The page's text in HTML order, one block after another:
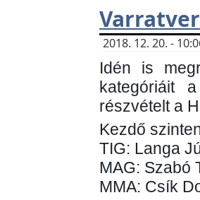
2018. 12. 20. -
Idén is
kategóriáit
részvételt a
Kezdő
TIG: Langa
MAG: Szabó
MMA: Csík